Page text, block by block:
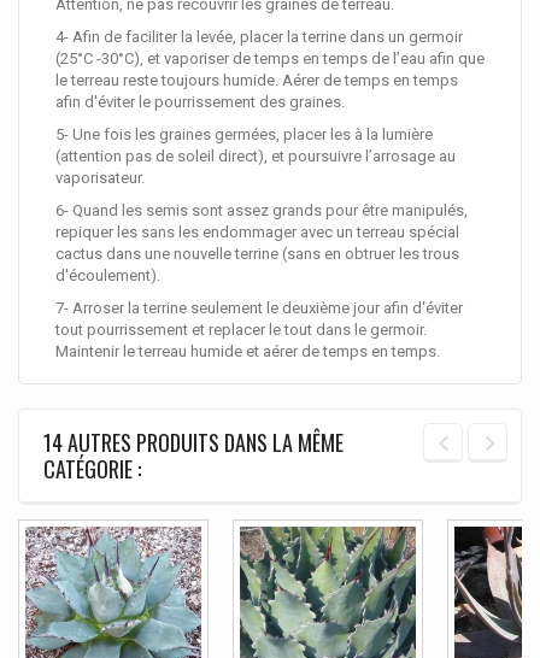
Attention, ne pas recouvrir les graines de terreau.
4- Afin de faciliter la levée, placer la terrine dans un germoir
(25°C -30°C), et vaporiser de temps en temps de l’eau afin que
le terreau reste toujours humide. Aérer de temps en temps
afin d'éviter le pourrissement des graines.
5- Une fois les graines germées, placer les à la lumière
(attention pas de soleil direct), et poursuivre l’arrosage au
vaporisateur.
6- Quand les semis sont assez grands pour être manipulés,
repiquer les sans les endommager avec un terreau spécial
cactus dans une nouvelle terrine (sans en obtruer les trous
d'écoulement).
7- Arroser la terrine seulement le deuxième jour afin d'éviter
tout pourrissement et replacer le tout dans le germoir.
Maintenir le terreau humide et aérer de temps en temps.
14 AUTRES PRODUITS DANS LA MÊME
CATÉGORIE :